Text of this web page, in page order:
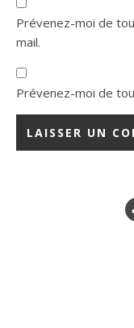
Prévenez-moi de
mail.
Prévenez-moi de